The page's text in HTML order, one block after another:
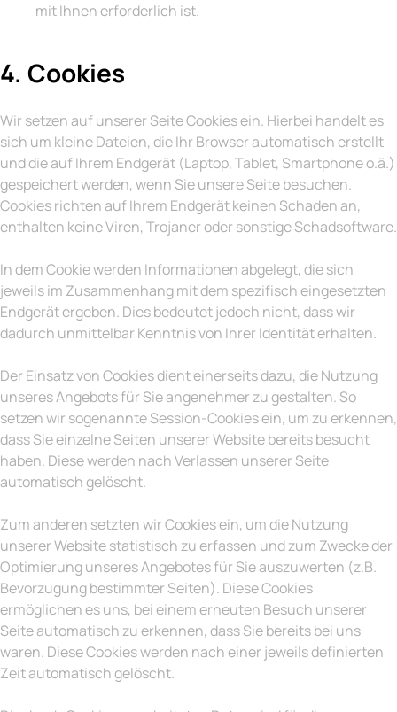
mit Ihnen erforderlich ist.
4. Cookies
Wir setzen auf unserer Seite Cookies ein. Hierbei handelt es
sich um kleine Dateien, die Ihr Browser automatisch erstellt
und die auf Ihrem Endgerät (Laptop, Tablet, Smartphone o.ä.)
gespeichert werden, wenn Sie unsere Seite besuchen.
Cookies richten auf Ihrem Endgerät keinen Schaden an,
enthalten keine Viren, Trojaner oder sonstige Schadsoftware.
In dem Cookie werden Informationen abgelegt, die sich
jeweils im Zusammenhang mit dem spezifisch eingesetzten
Endgerät ergeben. Dies bedeutet jedoch nicht, dass wir
dadurch unmittelbar Kenntnis von Ihrer Identität erhalten.
Der Einsatz von Cookies dient einerseits dazu, die Nutzung
unseres Angebots für Sie angenehmer zu gestalten. So
setzen wir sogenannte Session-Cookies ein, um zu erkennen,
dass Sie einzelne Seiten unserer Website bereits besucht
haben. Diese werden nach Verlassen unserer Seite
automatisch gelöscht.
Zum anderen setzten wir Cookies ein, um die Nutzung
unserer Website statistisch zu erfassen und zum Zwecke der
Optimierung unseres Angebotes für Sie auszuwerten (z.B.
Bevorzugung bestimmter Seiten). Diese Cookies
ermöglichen es uns, bei einem erneuten Besuch unserer
Seite automatisch zu erkennen, dass Sie bereits bei uns
waren. Diese Cookies werden nach einer jeweils definierten
Zeit automatisch gelöscht.